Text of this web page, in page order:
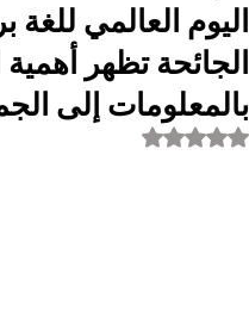
اليوم العالمي للغة
الجائحة تظهر
بالمعلومات إلى
تم التقييم بـ ليس رقمًا من أصل 5